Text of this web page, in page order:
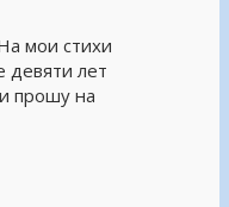
мои стихи
девяти лет
прошу на